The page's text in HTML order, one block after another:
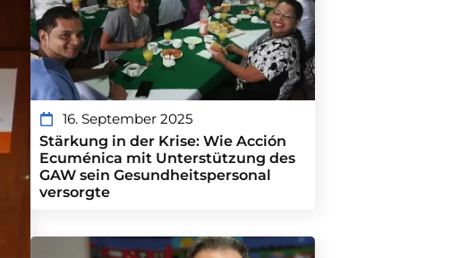
16. September 2025
Stärkung in der Krise: Wie Acción
Ecuménica mit Unterstützung des
GAW sein Gesundheitspersonal
versorgte